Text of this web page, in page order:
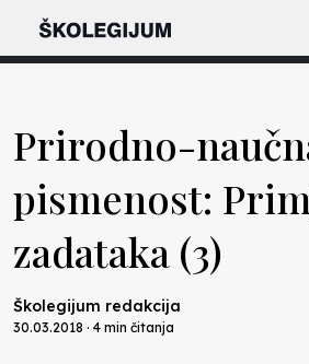
Prirodno-
pismenost:
zadataka (3)
Školegijum redakcija
30.03.2018 · 4 min čitanja